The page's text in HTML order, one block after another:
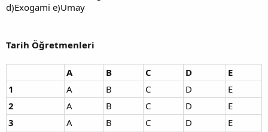
d)Exogami e)Umay
Tarih Öğretmenleri
A B C D
E
1
A B C D
E
2
A B C D
E
3
A B C D
E